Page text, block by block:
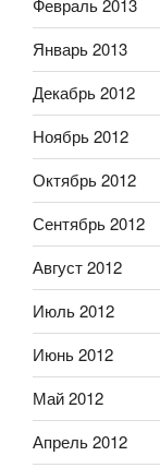
Февраль 2013
Январь 2013
Декабрь 2012
Ноябрь 2012
Октябрь 2012
Сентябрь 2012
Август 2012
Июль 2012
Июнь 2012
Май 2012
Апрель 2012